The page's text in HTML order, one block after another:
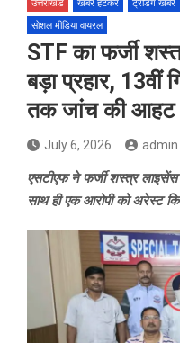
उत्तराखंड खबर हटकर ट्रेंडिंग खबरें
सोशल मीडिया वायरल
STF का फर्जी
बड़ा प्रहार, 13वीं
तक जांच की आहट
July 6, 2026 admin
एसटीएफ ने फर्जी शस्त्र लाइसेंस
साथ ही एक आरोपी को अरेस्ट